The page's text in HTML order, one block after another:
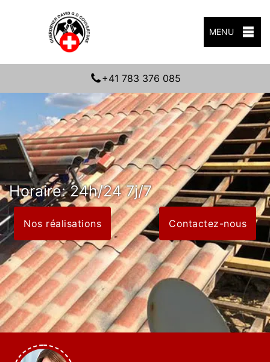
MENU
+41 783 376 085
Horaire: 24h/24 7j/7
Nos réalisations Contactez-nous